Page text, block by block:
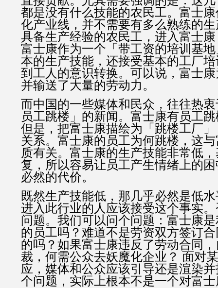
都是没有什么技能的农民工。富士
化产业线，并不需要有多么熟练的
具备生产经验的农民工，进入富士
富士康作为一个「带工资的培训基
本的生产技能，还接受基本的工厂
到工人的意识转换。可以说，富士
并输送了大量的劳动力。
而中国的一些媒体和民众，往往热
员工跳楼」的新闻。富士康有员工
但是，把富士康描绘为「跳楼工厂
关系。富士康的员工为何跳楼，这
质有关。富士康的生产技能非常低
复，所以容易让员工产生情绪上的
必然的代价。
既然生产技能低，那几乎必然是低
进入此行业的人应该接受这个事实
问题。我们可以问个问题：富士康
的员工吗？难道不是劳资双方签订
的吗？如果富士康违反了劳动合同
裁，何需公众去妖魔化企业？ 面对
应，媒体和公众应该引导还是渲染
个问题，实际上根本不是一个对富